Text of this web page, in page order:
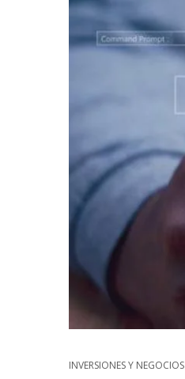
INVERSIONES Y NEGOCIOS